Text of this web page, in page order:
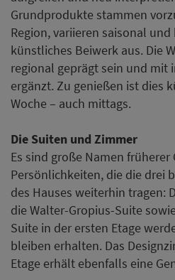
Grundprodukte stammen
Region, variieren saisonal
künstliches Beiwerk aus. Die
regional geprägt sein und mit
ergänzt. Zu genießen ist dies
Woche – auch mittags.
Die Suiten und Zimmer
Es sind große Namen
Persönlichkeiten, die die drei
des Hauses weiterhin tragen:
die Walter-Gropius-Suite
Suite in der ersten Etage
bleiben erhalten. Das
Etage erhält ebenfalls eine